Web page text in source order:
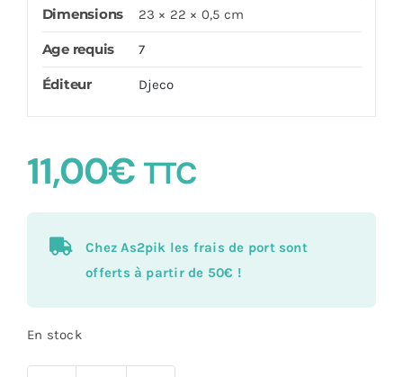
Dimensions 23 × 22 × 0,5 cm
Age requis 7
Éditeur Djeco
11,00€ TTC
Chez As2pik les frais de port sont
offerts à partir de 50€ !
En stock